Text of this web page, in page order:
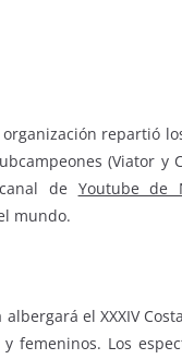
repartió
(Viator y
de Youtube de
mundo.
el XXXIV
femeninos. Los